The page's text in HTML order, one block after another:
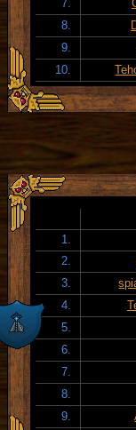
7.
8.
9.
10.
1.
2.
3.
4.
5.
6.
7.
8.
9.